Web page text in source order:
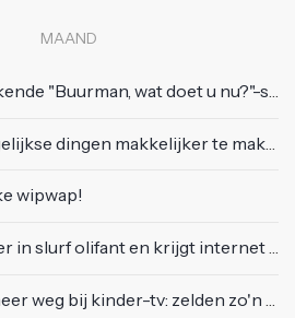
MAAND
wat doet u nu?"-scène uit Flodder met Tatjana Šimić
dingen makkelijker te maken
wipwap!
olifant en krijgt internet over zich heen
kinder-tv: zelden zo'n 'beweeglijke' kikker gezien